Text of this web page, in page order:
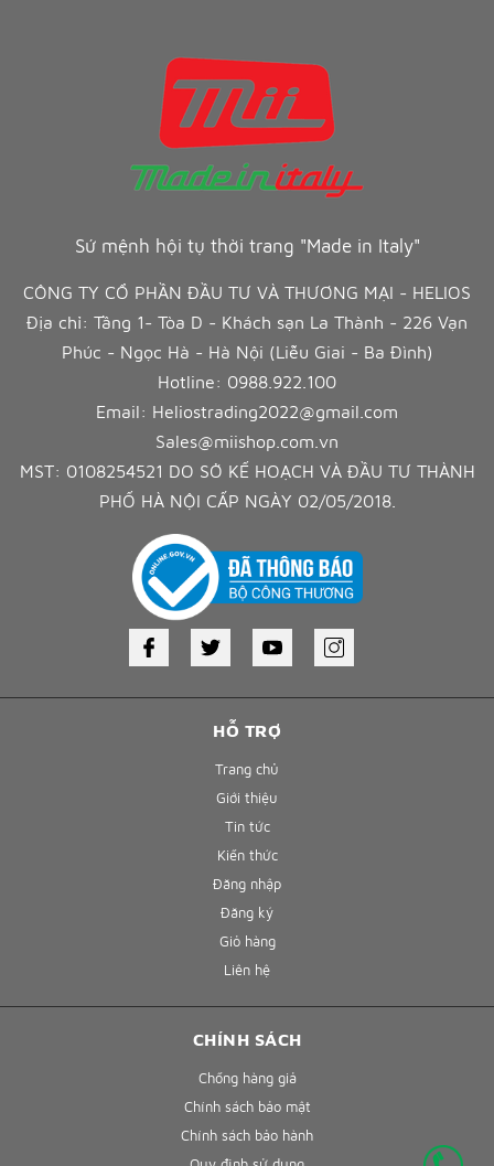
HỖ TRỢ
Trang chủ
Giới thiệu
Tin tức
Kiến thức
Đăng nhập
Đăng ký
Giỏ hàng
Liên hệ
Sứ mệnh hội tụ thời trang "Made in Italy"
CÔNG TY CỔ PHẦN ĐẦU TƯ VÀ THƯƠNG MẠI - HELIOS
Địa chỉ: Tầng 1- Tòa D - Khách sạn La Thành - 226 Vạn
Phúc - Ngọc Hà - Hà Nội (Liễu Giai - Ba Đình)
Hotline: 0988.922.100
Email: Heliostrading2022@gmail.com
Sales@miishop.com.vn
MST: 0108254521 DO SỞ KẾ HOẠCH VÀ ĐẦU TƯ THÀNH
PHỐ HÀ NỘI CẤP NGÀY 02/05/2018.
CHÍNH SÁCH
Chống hàng giả
Chính sách bảo mật
Chính sách bảo hành